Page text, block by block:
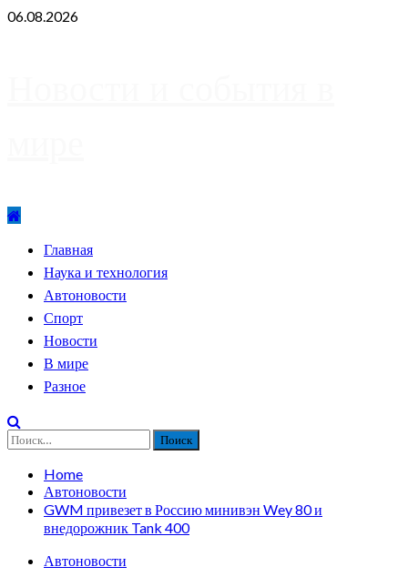
Skip
06.08.2026
PrimaryГлавная
Наука и технология
Автоновости
Спорт
Новости
В мире
Разное
Найти:
Home
Автоновости
GWM привезет в Россию минивэн Wey 80 и
внедорожник Tank 400
Автоновости